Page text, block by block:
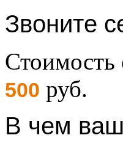
Звоните
500 руб.
В чем